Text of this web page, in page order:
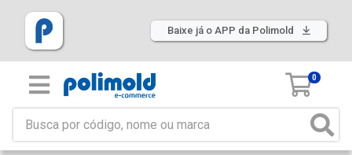
Baixe já o APP da Polimold
0